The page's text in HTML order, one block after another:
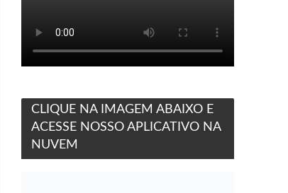
CLIQUE NA IMAGEM ABAIXO E
ACESSE NOSSO APLICATIVO NA
NUVEM